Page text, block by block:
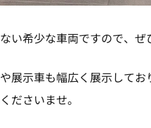
い希少な車両ですので、ぜ
展示車も幅広く展示して
ださいませ。